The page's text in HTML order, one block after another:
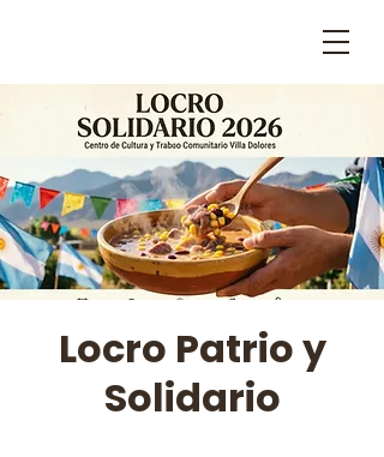
Locro Patrio y
Solidario